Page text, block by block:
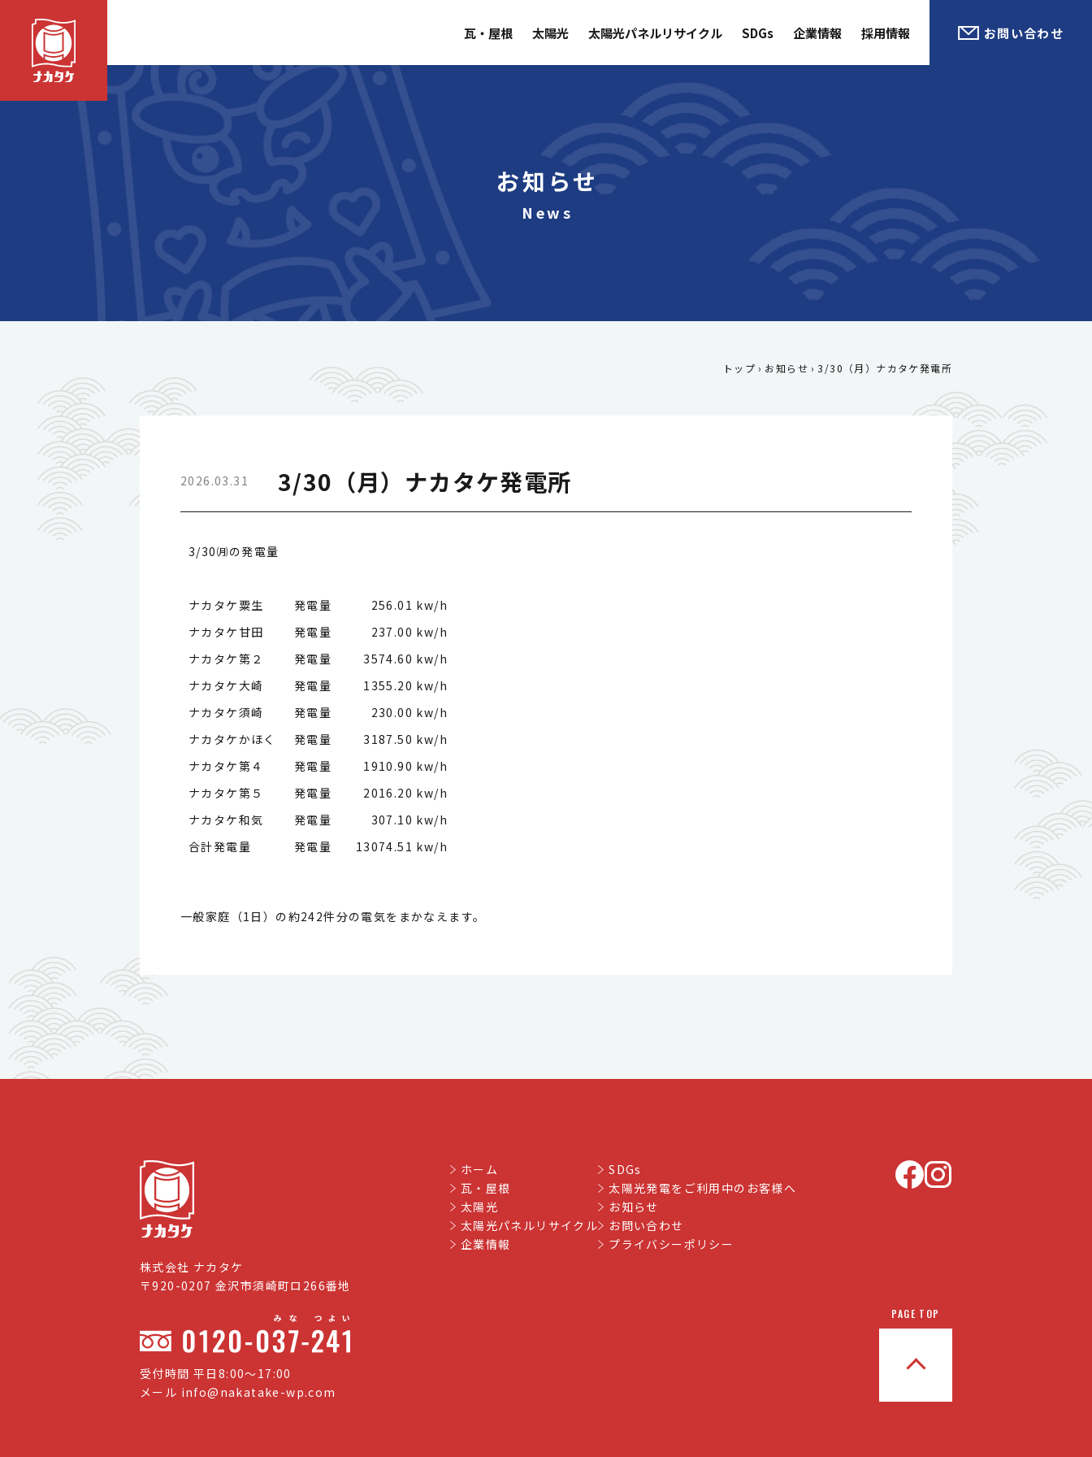
瓦・屋根 太陽光 太陽光パネルリサイクル SDGs 企業情報 採用情報 お問い合わせ
お知らせ
トップ お知らせ 3/30（月）ナカタケ発電所
2026.03.31 3/30（月）ナカタケ発電所
3/30㈪の発電量
ナカタケ粟生 発電量
256.01 kw/h
ナカタケ甘田 発電量
237.00 kw/h
ナカタケ第２ 発電量
3574.60 kw/h
ナカタケ大崎 発電量
1355.20 kw/h
ナカタケ須崎 発電量
230.00 kw/h
ナカタケかほく 発電量
3187.50 kw/h
ナカタケ第４ 発電量
1910.90 kw/h
ナカタケ第５ 発電量
2016.20 kw/h
ナカタケ和気 発電量
307.10 kw/h
合計発電量 発電量
13074.51 kw/h
一般家庭（1日）の約242件分の電気をまかなえます。
株式会社 ナカタケ
〒920-0207 金沢市須崎町ロ266番地
受付時間 平日8:00〜17:00
メール info@nakatake-wp.com
ホーム
瓦・屋根
太陽光
太陽光パネルリサイクル
企業情報
SDGs
太陽光発電をご利用中のお客様へ
お知らせ
お問い合わせ
プライバシーポリシー
PAGE TOP